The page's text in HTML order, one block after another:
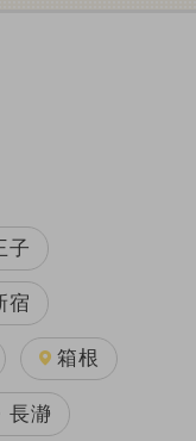
子
宿
箱根
長瀞